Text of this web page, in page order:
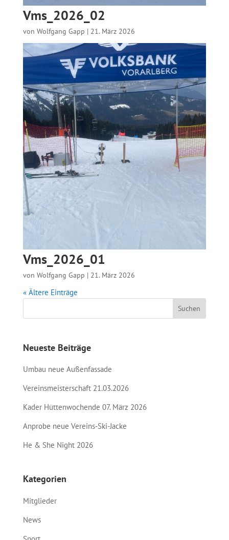
Vms_2026_02
von Wolfgang Gapp | 21. März 2026
Vms_2026_01
von Wolfgang Gapp | 21. März 2026
« Ältere Einträge
Neueste Beiträge
Umbau neue Außenfassade
Vereinsmeisterschaft 21.03.2026
Kader Hüttenwochende 07. März 2026
Anprobe neue Vereins-Ski-Jacke
He & She Night 2026
Kategorien
Mitglieder
News